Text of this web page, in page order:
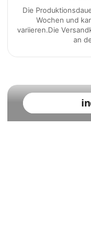
Die
Wochen und
variieren.Die
an